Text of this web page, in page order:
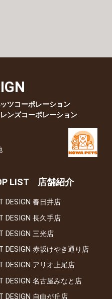
ツコーポレーション
ンズコーポレーション
LIST 店舗紹介
DESIGN 春日井店
DESIGN 長久手店
DESIGN 三光店
DESIGN 赤坂けやき通り店
DESIGN アリオ上尾店
DESIGN 名古屋みなと店
DESIGN 自由が丘店